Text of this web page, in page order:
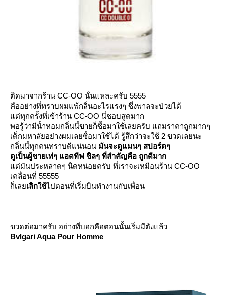
ติดมาจากร้าน CC-OO นั่นแหละครับ 5555
คืออย่างที่ทราบผมแพ้กลิ่นอะไรแรงๆ ซึ่งพาลจะป่วยได้
ต่ทุกครั้งที่เข้าร้าน CC-OO นี่ชอบสูดมาก
พอรู้ว่ามีน้ำหอมกลิ่นนี้ขายก็ซื้อมาใช้เลยครับ แถมราคาถูกมากๆ
เด็กมหาลัยอย่างผมเลยซื้อมาใช้ได้ รู้สึกว่าจะใช้ 2 ขวดเลยนะ
กลิ่นนี้ทุกคนทราบดีแน่นอน มันจะดูแมนๆ สปอร์ตๆ
ดูเป็นผู้ชายเท่ๆ แอดทีฟ ชิลๆ ที่สำคัญคือ ถูกดีมาก
ต่มันประหลาดๆ นิดหน่อยครับ ที่เราจะเหมือนร้าน CC-OO
เคลื่อนที่ 55555
ก็เลเลิกใช้ไปตอนที่เริ่มบินทำงานกับเพื่อน
ขวดต่อมาครับ อย่างที่บอกคือตอนนั้นเริ่มมีตังแล้ว
Bvlgari Aqua Pour Homme